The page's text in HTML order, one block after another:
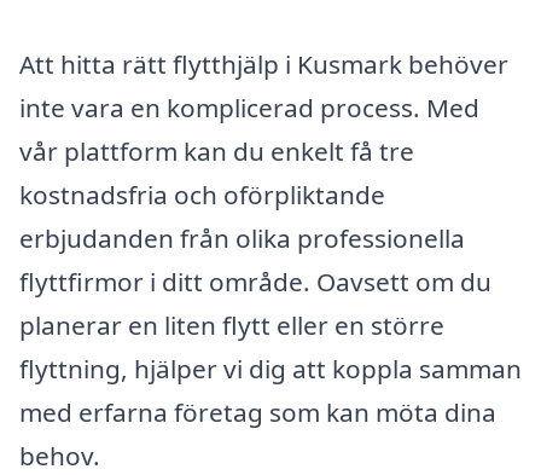
Att hitta rätt flytthjälp i Kusmark behöver
inte vara en komplicerad process. Med
vår plattform kan du enkelt få tre
kostnadsfria och oförpliktande
erbjudanden från olika professionella
flyttfirmor i ditt område. Oavsett om du
planerar en liten flytt eller en större
flyttning, hjälper vi dig att koppla samman
med erfarna företag som kan möta dina
behov.